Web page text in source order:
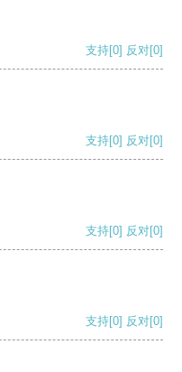
支持[0] 反对[0]
支持[0] 反对[0]
支持[0] 反对[0]
支持[0] 反对[0]